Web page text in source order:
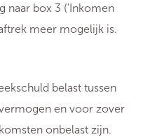
naar box 3 ('Inkomen
meer mogelijk is.
belast tussen
en voor zover
onbelast zijn.